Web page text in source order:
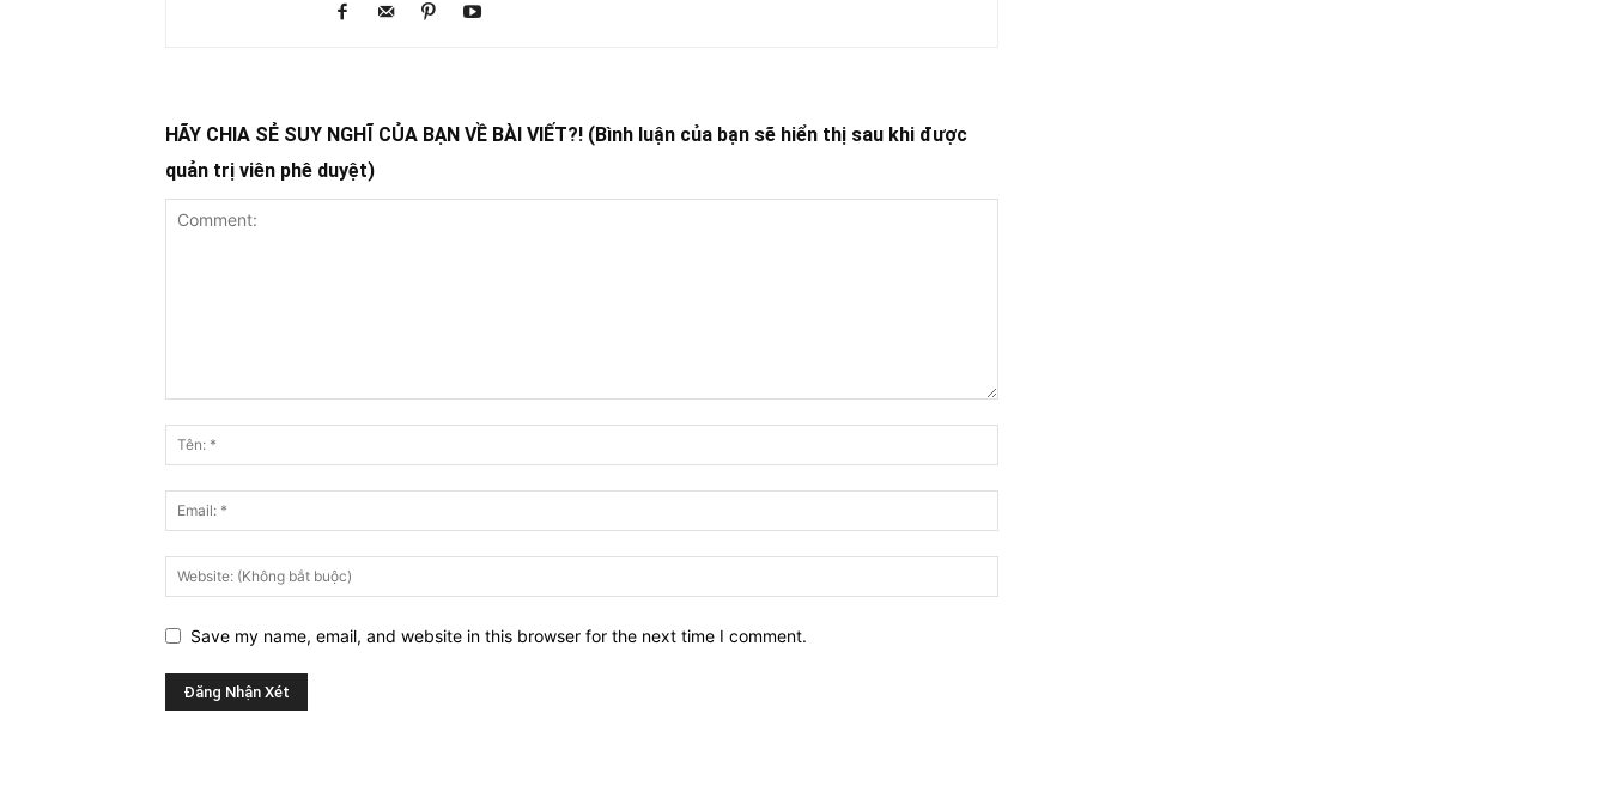
HÃY CHIA SẺ SUY NGHĨ CỦA BẠN VỀ BÀI VIẾT?! (Bình luận của bạn sẽ hiển thị sau khi được
quản trị viên phê duyệt)
Save my name, email, and website in this browser for the next time I comment.